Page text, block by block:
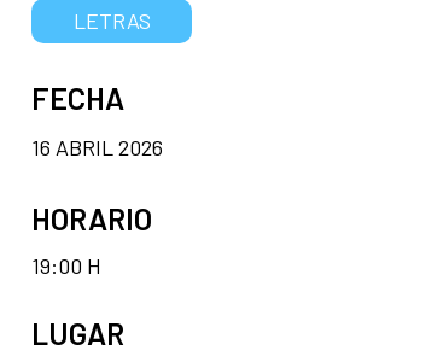
LETRAS
FECHA
16 ABRIL 2026
HORARIO
19:00 H
LUGAR